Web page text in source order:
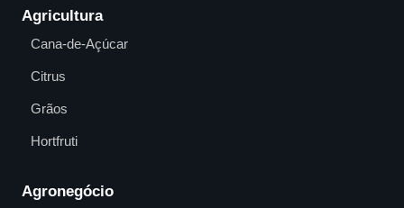
Agricultura
Cana-de-Açúcar
Citrus
Grãos
Hortfruti
Agronegócio